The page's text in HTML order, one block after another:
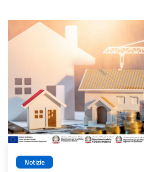
Notizie